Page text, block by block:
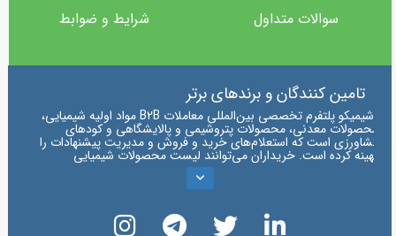
سوالات متداول
شرایط و ضوابط
تامین کنندگان و برندهای برتر
"شیمیکو پلتفرم تخصصی بین‌المللی معاملات B2B مواد اولیه شیمیایی،
محصولات معدنی، محصولات پتروشیمی و پالایشگاهی و کودهای
کشاورزی است که استعلام‌های خرید و فروش و مدیریت پیشنهادات را
بهینه کرده است. خریداران می‌توانند لیست محصولات شیمیایی
تامین کنندگان سود پرک + قیمت و خرید
تأمین کنندگان بی کربنات سدیم + قیمت خرید فروش